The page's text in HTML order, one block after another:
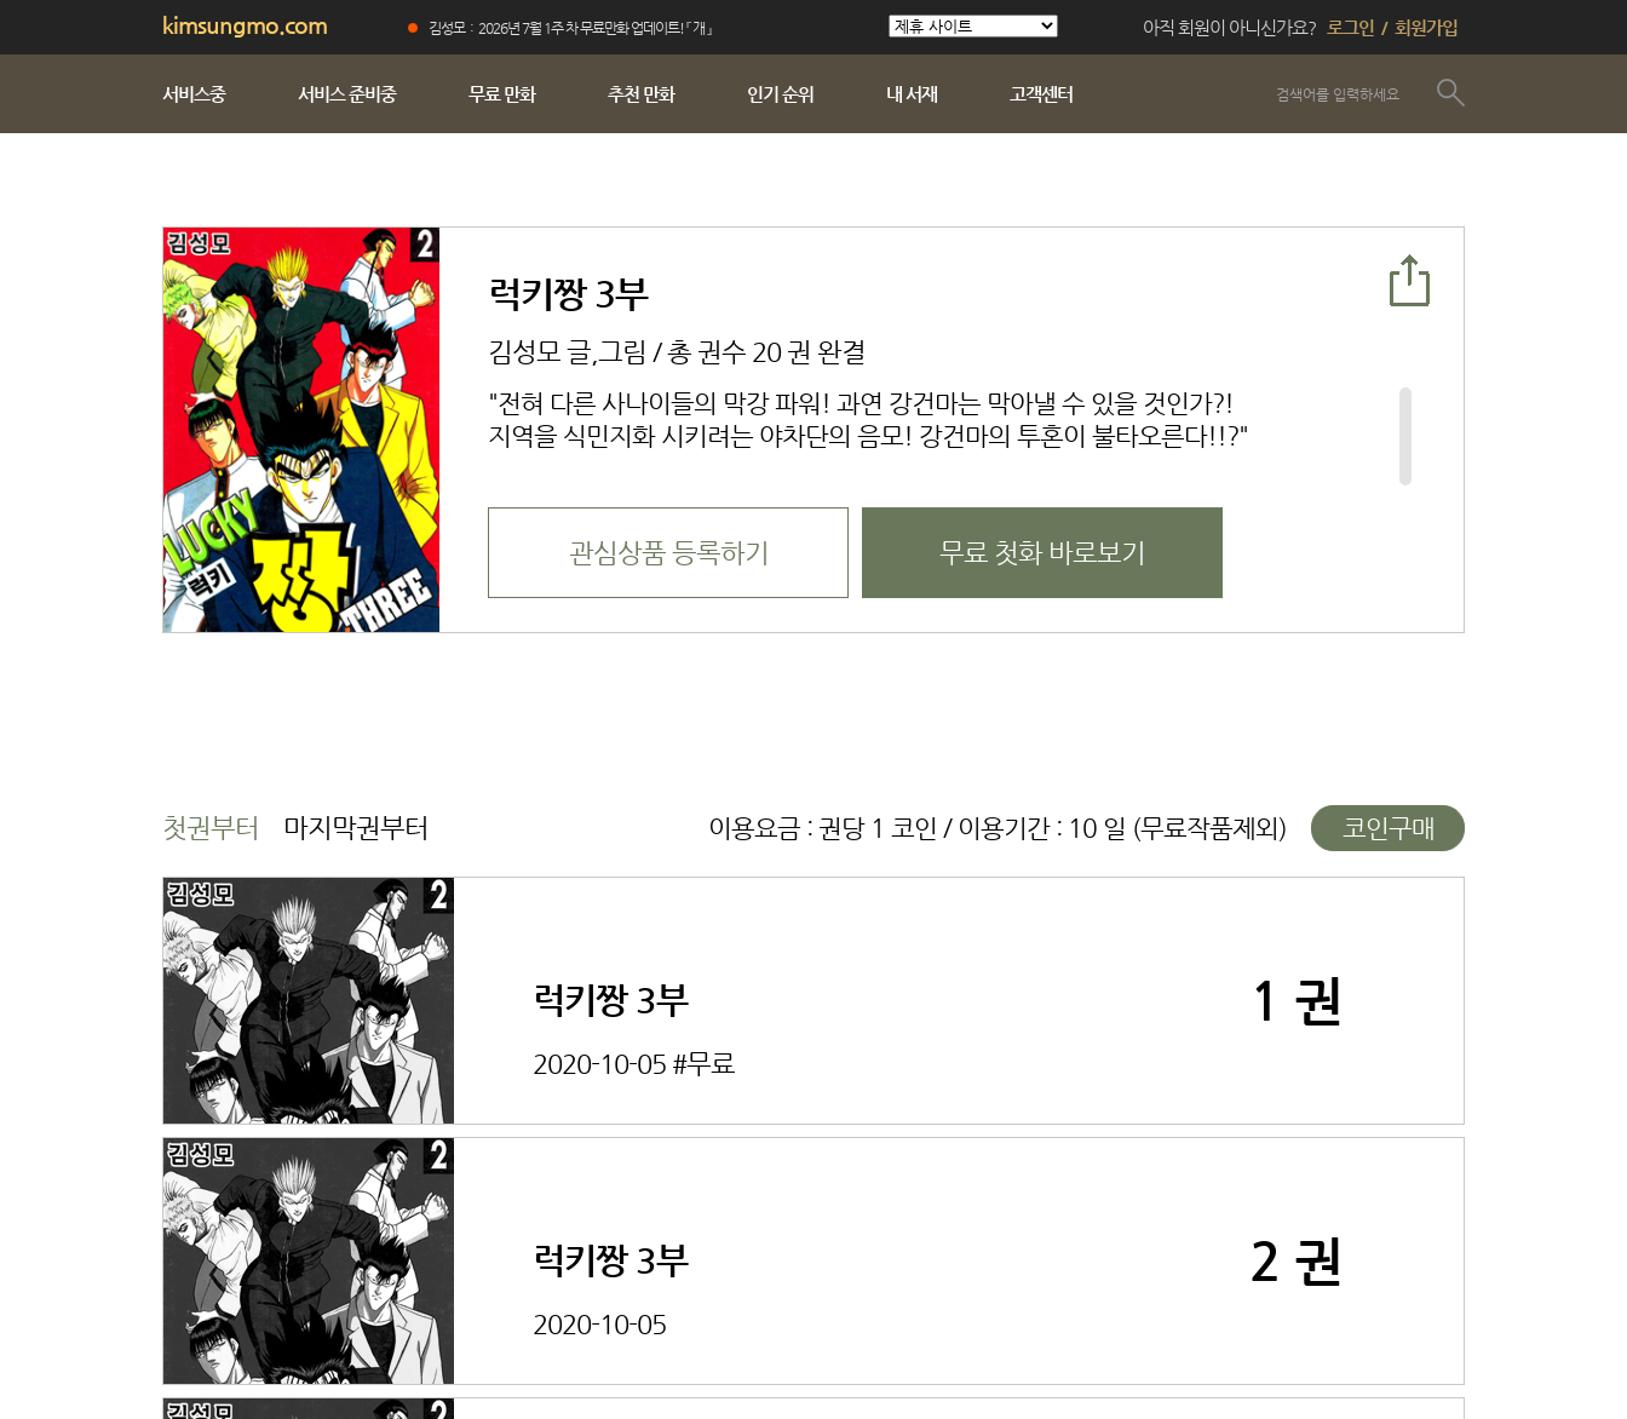
kimsungmo.com 김성모 : 2026년 7월 1주 차 무료만화 업데이트! 『 개 』 아직 회원이 아니신가요? 로그인 / 회원가입
서비스중 서비스 준비중 무료 만화 추천 만화 인기 순위 내 서재 고객센터
럭키짱 3부
김성모 글,그림 / 총 권수 20 권 완결
"전혀 다른 사나이들의 막강 파워! 과연 강건마는 막아낼 수 있을 것인가?!
지역을 식민지화 시키려는 야차단의 음모! 강건마의 투혼이 불타오른다!!?"
관심상품 등록하기 무료 첫화 바로보기
첫권부터 마지막권부터 이용요금 : 권당 1 코인 / 이용기간 : 10 일 (무료작품제외) 코인구매
2020-10-05 #무료
럭키짱 3부 1 권
2020-10-05
럭키짱 3부 2 권